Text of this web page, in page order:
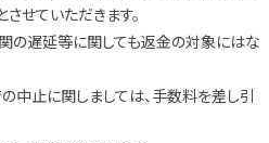
せていただきます。
の遅延等に関しても返金の対象にはな
中止に関しましては、手数料を差し引